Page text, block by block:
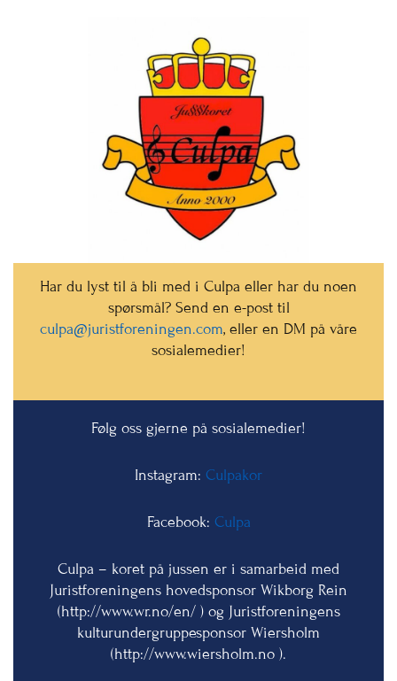
Har du lyst til å bli med i Culpa eller har du noen
spørsmål? Send en e-post til
culpa@juristforeningen.com, eller en DM på våre
sosialemedier!
Følg oss gjerne på sosialemedier!
Instagram: Culpakor
Facebook: Culpa
Culpa – koret på jussen er i samarbeid med
Juristforeningens hovedsponsor Wikborg Rein
(http://www.wr.no/en/ ) og Juristforeningens
kulturundergruppesponsor Wiersholm
(http://www.wiersholm.no ).